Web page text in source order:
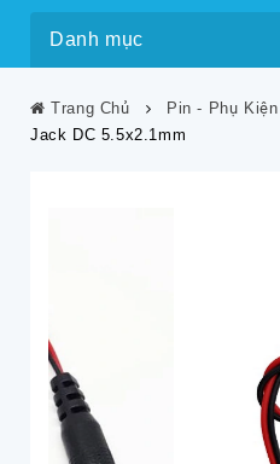
Danh mục
Trang Chủ Pin - Phụ Kiện
Jack DC 5.5x2.1mm